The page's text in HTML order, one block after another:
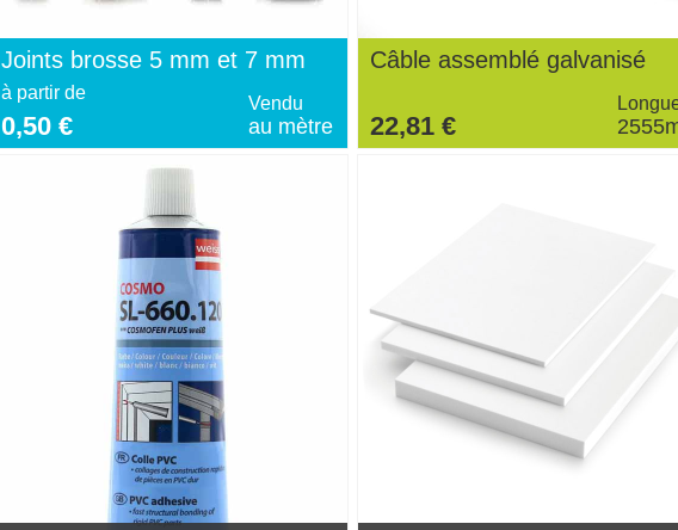
Joints brosse 5 mm et 7 mm
à partir de
0,50 €
Vendu
au mètre
Câble assemblé galvanisé
22,81 €